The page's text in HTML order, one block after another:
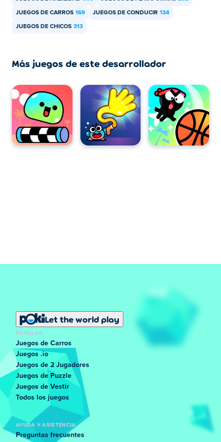
máscaras?
vehículos coloridos en Blumgi Rocket.
JUEGOS DE CARROS 169 JUEGOS DE CONDUCIR 134
JUEGOS DE CHICOS 313
Más juegos de este desarrollador
Let the world play
POPULAR
Juegos de Carros
Juegos .io
Juegos de 2 Jugadores
Juegos de Puzzle
Juegos de Vestir
Todos los juegos
AYUDA Y ASISTENCIA
Preguntas frecuentes